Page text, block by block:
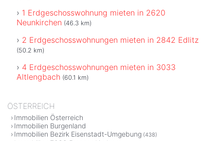
1 Erdgeschosswohnung mieten in 2620
Neunkirchen (46.3 km)
2 Erdgeschosswohnungen mieten in 2842 Edlitz
(50.2 km)
4 Erdgeschosswohnungen mieten in 3033
Altlengbach (60.1 km)
ÖSTERREICH
Immobilien Österreich
Immobilien Burgenland
Immobilien Bezirk Eisenstadt-Umgebung (438)